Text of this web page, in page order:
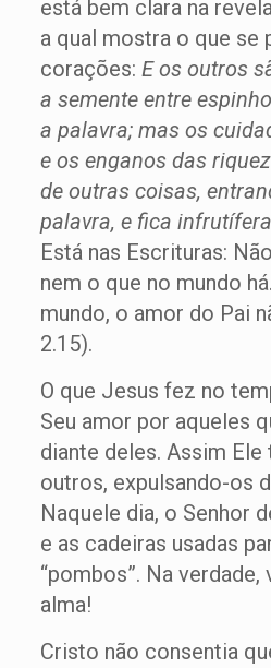
está bem clara na
a qual mostra o que se
corações: E os outros
a semente entre
a palavra; mas os
e os enganos das
de outras coisas,
palavra, e fica infrutífera
Está nas Escrituras:
nem o que no mundo
mundo, o amor do Pai
2.15).
O que Jesus fez no
Seu amor por aqueles
diante deles. Assim
outros, expulsando-os
Naquele dia, o Senhor
e as cadeiras usadas
“pombos”. Na
alma!
Cristo não consentia